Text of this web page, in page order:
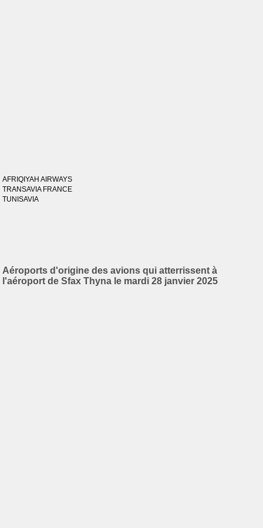
AFRIQIYAH AIRWAYS
TRANSAVIA FRANCE
TUNISAVIA
Aéroports d'origine des avions qui atterrissent à
l'aéroport de Sfax Thyna le mardi 28 janvier 2025